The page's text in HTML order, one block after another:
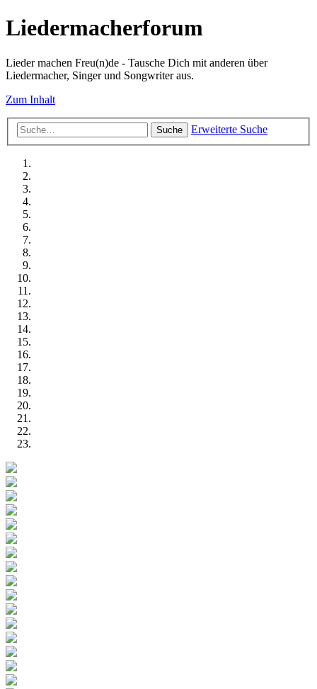
Liedermacherforum
Lieder machen Freu(n)de - Tausche Dich mit anderen über
Liedermacher, Singer und Songwriter aus.
Zum Inhalt
Suche Erweiterte Suche